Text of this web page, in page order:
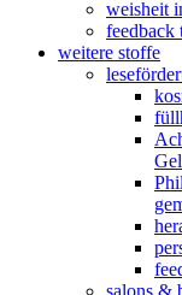
weisheit
feedback
weitere stoffe
salons &